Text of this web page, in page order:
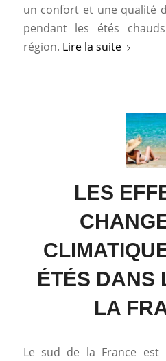
un confort et une qualité
pendant les étés
région. Lire la suite
LES
ÉTÉS DANS
LA
Le sud de la France est